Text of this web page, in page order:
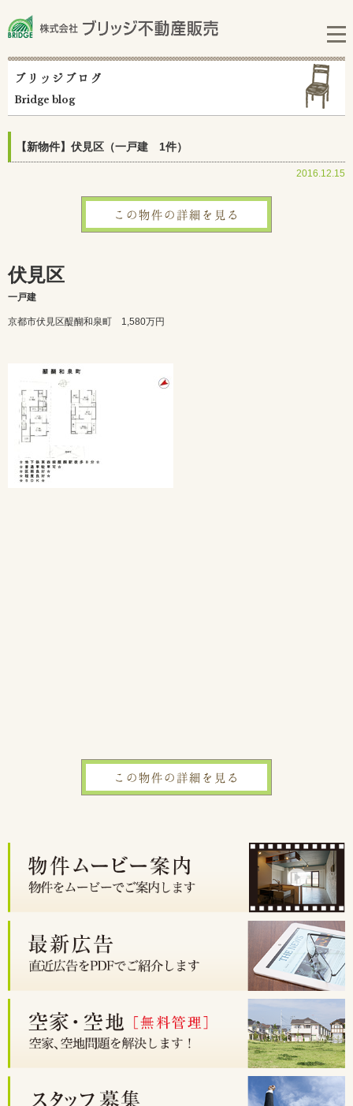
ブリッジブログ
Bridge blog
【新物件】伏見区（一戸建 1件）
2016.12.15
この物件の詳細を見る
伏見区
一戸建
京都市伏見区醍醐和泉町 1,580万円
この物件の詳細を見る